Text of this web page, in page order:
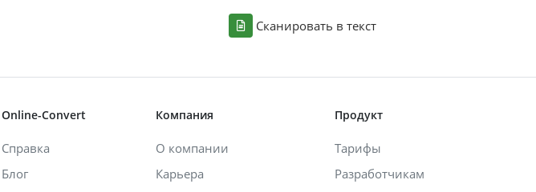
Сканировать в текст
Online-Convert
Справка
Блог
Компания
О компании
Карьера
Продукт
Тарифы
Разработчикам